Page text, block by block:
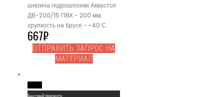
ширина гидрошпонки Аквастоп
ДВ-200/15 ПВХ - 200 мм,
хрупкость на брусе - -40 С.
667₽
ОТПРАВИТЬ ЗАПРОС НА
МАТЕРИАЛ
Быстрый просмотр